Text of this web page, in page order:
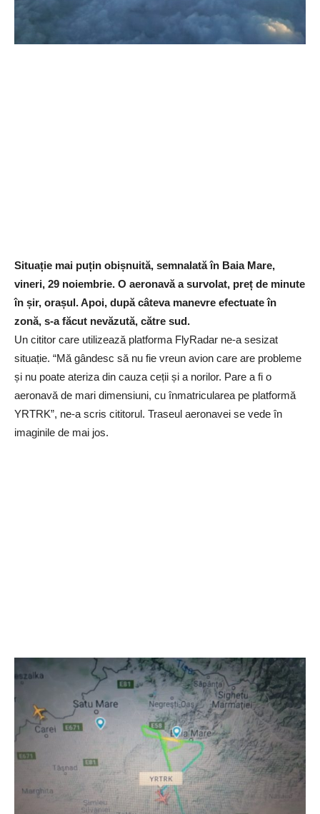
Situație mai puțin obișnuită, semnalată în Baia Mare,
vineri, 29 noiembrie. O aeronavă a survolat, preț de minute
în șir, orașul. Apoi, după câteva manevre efectuate în
zonă, s-a făcut nevăzută, către sud.
Un cititor care utilizează platforma FlyRadar ne-a sesizat
situație. “Mă gândesc să nu fie vreun avion care are probleme
și nu poate ateriza din cauza ceții și a norilor. Pare a fi o
aeronavă de mari dimensiuni, cu înmatricularea pe platformă
YRTRK”, ne-a scris cititorul. Traseul aeronavei se vede în
imaginile de mai jos.